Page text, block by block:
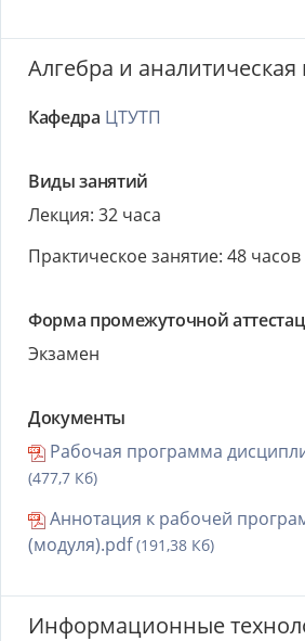
Алгебра и аналитическая
Кафедра ЦТУТП
Виды занятий
Лекция: 32 часа
Практическое занятие: 48 часов
Форма промежуточной
Экзамен
Документы
Рабочая программа
(477,7 Кб)
Аннотация к рабочей
(модуля).pdf(191,38 Кб)
Информационные